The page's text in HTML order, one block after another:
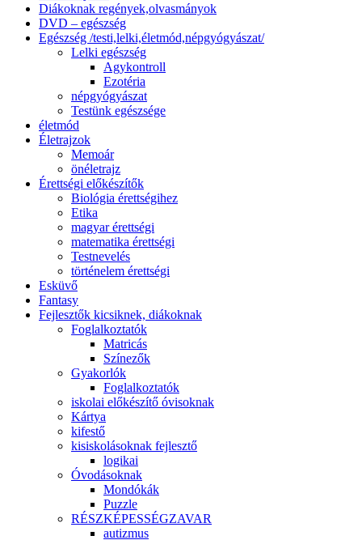
Diákoknak regények,olvasmányok
DVD – egészség
Egészség /testi,lelki,életmód,népgyógyászat/
Lelki egészség
Agykontroll
Ezotéria
népgyógyászat
Testünk egészsége
életmód
Életrajzok
Memoár
önéletrajz
Érettségi előkészítők
Biológia érettségihez
Etika
magyar érettségi
matematika érettségi
Testnevelés
történelem érettségi
Esküvő
Fantasy
Fejlesztők kicsiknek, diákoknak
Foglalkoztatók
Matricás
Színezők
Gyakorlók
Foglalkoztatók
iskolai előkészítő óvisoknak
Kártya
kifestő
kisiskolásoknak fejlesztő
logikai
Óvodásoknak
Mondókák
Puzzle
RÉSZKÉPESSÉGZAVAR
autizmus